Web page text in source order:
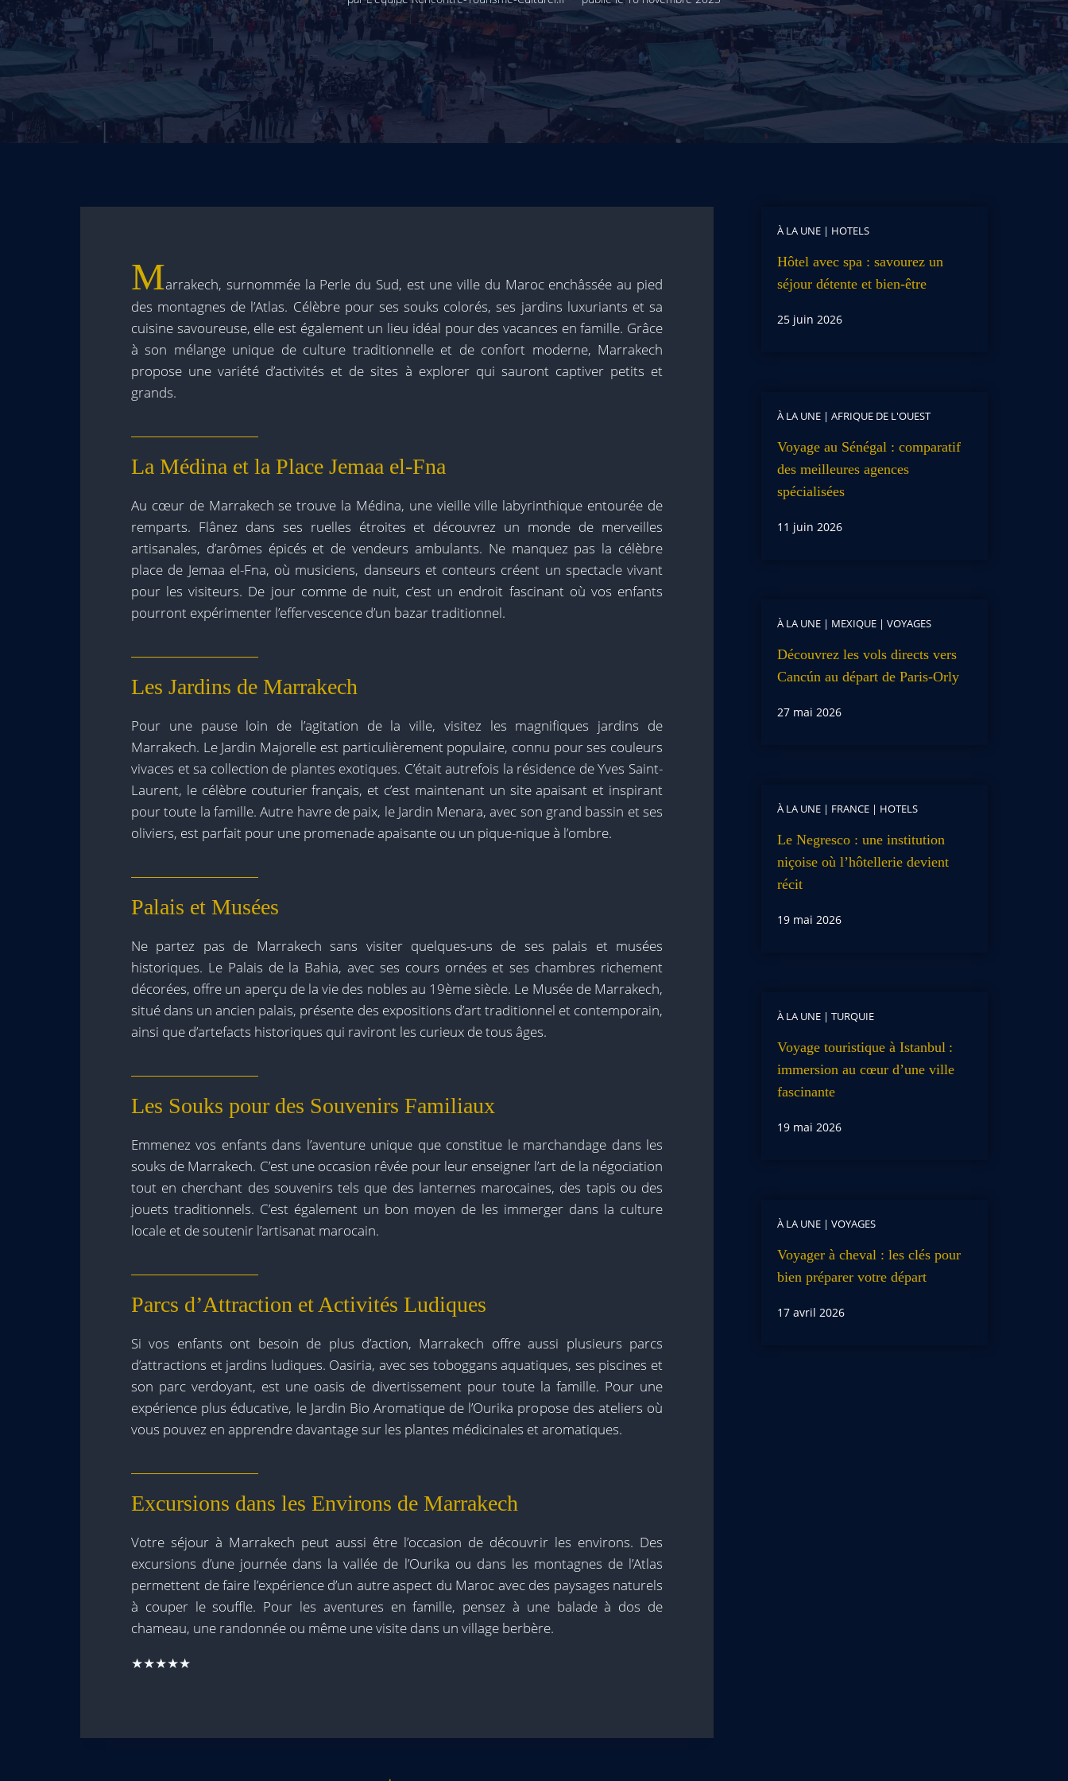
Marrakech, surnommée la Perle du Sud, est une ville du Maroc enchâssée au pied
des montagnes de l’Atlas. Célèbre pour ses souks colorés, ses jardins luxuriants et sa
cuisine savoureuse, elle est également un lieu idéal pour des vacances en famille. Grâce
à son mélange unique de culture traditionnelle et de confort moderne, Marrakech
propose une variété d’activités et de sites à explorer qui sauront captiver petits et
grands.
La Médina et la Place Jemaa el-Fna
Au cœur de Marrakech se trouve la Médina, une vieille ville labyrinthique entourée de
remparts. Flânez dans ses ruelles étroites et découvrez un monde de merveilles
artisanales, d’arômes épicés et de vendeurs ambulants. Ne manquez pas la célèbre
place de Jemaa el-Fna, où musiciens, danseurs et conteurs créent un spectacle vivant
pour les visiteurs. De jour comme de nuit, c’est un endroit fascinant où vos enfants
pourront expérimenter l’effervescence d’un bazar traditionnel.
Les Jardins de Marrakech
Pour une pause loin de l’agitation de la ville, visitez les magnifiques jardins de
Marrakech. Le Jardin Majorelle est particulièrement populaire, connu pour ses couleurs
vivaces et sa collection de plantes exotiques. C’était autrefois la résidence de Yves Saint-
Laurent, le célèbre couturier français, et c’est maintenant un site apaisant et inspirant
pour toute la famille. Autre havre de paix, le Jardin Menara, avec son grand bassin et ses
oliviers, est parfait pour une promenade apaisante ou un pique-nique à l’ombre.
Palais et Musées
Ne partez pas de Marrakech sans visiter quelques-uns de ses palais et musées
historiques. Le Palais de la Bahia, avec ses cours ornées et ses chambres richement
décorées, offre un aperçu de la vie des nobles au 19ème siècle. Le Musée de Marrakech,
situé dans un ancien palais, présente des expositions d’art traditionnel et contemporain,
ainsi que d’artefacts historiques qui raviront les curieux de tous âges.
Les Souks pour des Souvenirs Familiaux
Emmenez vos enfants dans l’aventure unique que constitue le marchandage dans les
souks de Marrakech. C’est une occasion rêvée pour leur enseigner l’art de la négociation
tout en cherchant des souvenirs tels que des lanternes marocaines, des tapis ou des
jouets traditionnels. C’est également un bon moyen de les immerger dans la culture
locale et de soutenir l’artisanat marocain.
Parcs d’Attraction et Activités Ludiques
Si vos enfants ont besoin de plus d’action, Marrakech offre aussi plusieurs parcs
d’attractions et jardins ludiques. Oasiria, avec ses toboggans aquatiques, ses piscines et
son parc verdoyant, est une oasis de divertissement pour toute la famille. Pour une
expérience plus éducative, le Jardin Bio Aromatique de l’Ourika propose des ateliers où
vous pouvez en apprendre davantage sur les plantes médicinales et aromatiques.
Excursions dans les Environs de Marrakech
Votre séjour à Marrakech peut aussi être l’occasion de découvrir les environs. Des
excursions d’une journée dans la vallée de l’Ourika ou dans les montagnes de l’Atlas
permettent de faire l’expérience d’un autre aspect du Maroc avec des paysages naturels
à couper le souffle. Pour les aventures en famille, pensez à une balade à dos de
chameau, une randonnée ou même une visite dans un village berbère.
★★★★★
À LA UNE| HOTELS
Hôtel avec spa : savourez un
séjour détente et bien-être
25 juin 2026
À LA UNE| AFRIQUE DE L'OUEST
Voyage au Sénégal : comparatif
des meilleures agences
spécialisées
11 juin 2026
À LA UNE| MEXIQUE| VOYAGES
Découvrez les vols directs vers
Cancún au départ de Paris-Orly
27 mai 2026
À LA UNE| FRANCE| HOTELS
Le Negresco : une institution
niçoise où l’hôtellerie devient
récit
19 mai 2026
À LA UNE| TURQUIE
Voyage touristique à Istanbul :
immersion au cœur d’une ville
fascinante
19 mai 2026
À LA UNE| VOYAGES
Voyager à cheval : les clés pour
bien préparer votre départ
17 avril 2026